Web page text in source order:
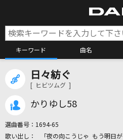
キーワード 曲名
日々紡ぐ
[ ヒビツムグ ]
かりゆし58
選曲番号： 1694-65
「夜の向こうじゃ もう明日が